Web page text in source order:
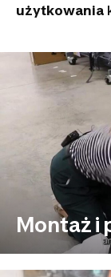
użytkowania
Montaż i